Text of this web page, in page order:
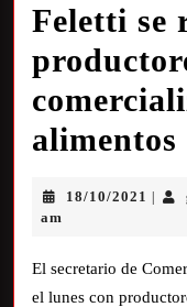
Feletti se
alimentos
18/10/2021
am
El secretario de
el lunes con